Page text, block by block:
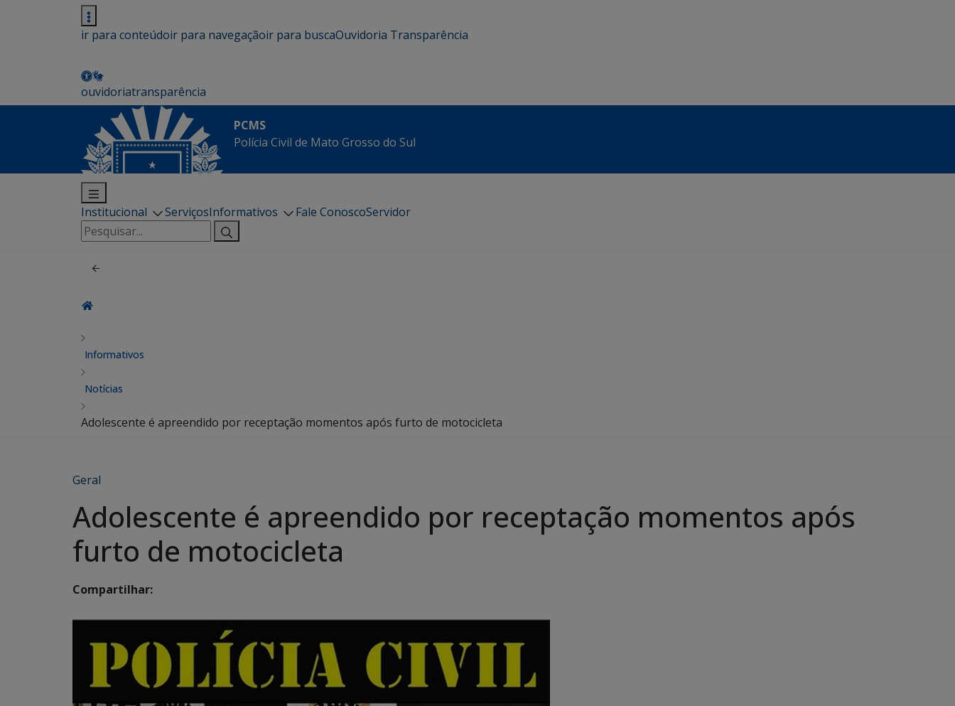
ir para conteúdoir para navegaçãoir para buscaOuvidoria Transparência
ouvidoriatransparência
PCMS
Polícia Civil de Mato Grosso do Sul
Institucional ServiçosInformativos Fale ConoscoServidor
Pesquisar
por:
Informativos
Notícias
Adolescente é apreendido por receptação momentos após furto de motocicleta
Geral
Adolescente é apreendido por receptação momentos após
furto de motocicleta
Compartilhar: